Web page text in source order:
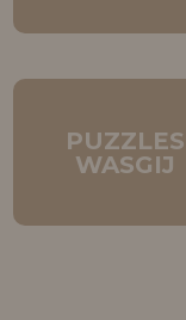
PUZZLES
WASGIJ